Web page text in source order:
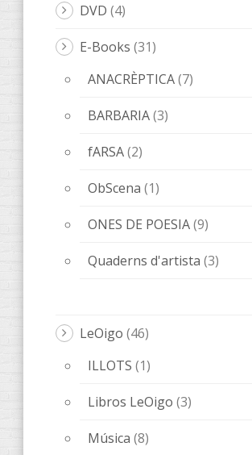
DVD (4)
E-Books (31)
ANACRÈPTICA(7)
BARBARIA(3)
fARSA(2)
ObScena (1)
ONES DE POESIA(9)
Quaderns d'artista (3)
LeOigo (46)
ILLOTS (1)
Libros LeOigo (3)
Música (8)